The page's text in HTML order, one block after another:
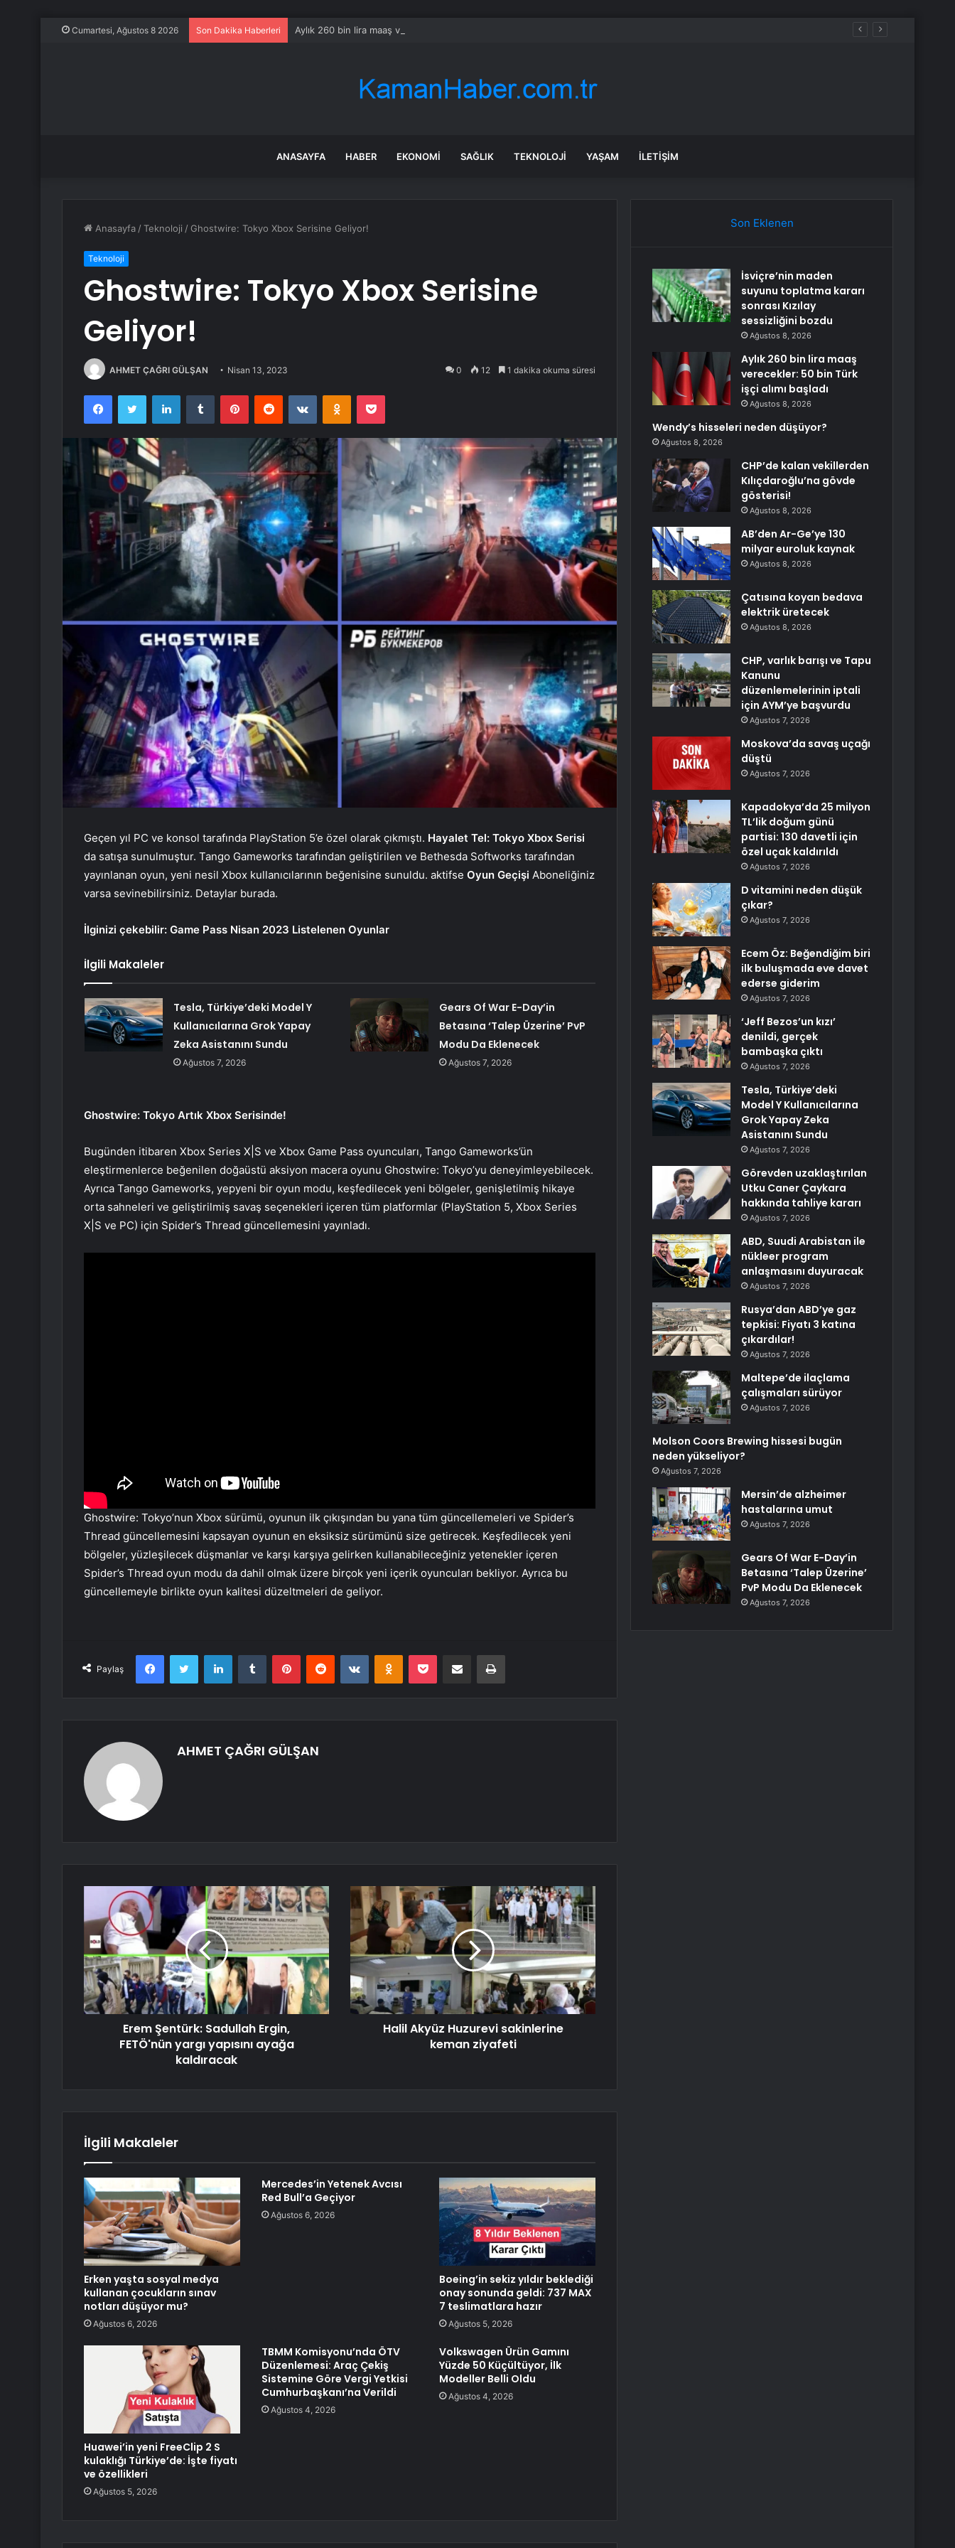
Cumartesi, Ağustos 8 2026 Son Dakika Haberleri Aylık 260 bin lira maaş verecekler: 50 bin Türk işçi alımı başladı
ANASAYFA HABER EKONOMI SAĞLIK TEKNOLOJI YAŞAM İLETIŞIM
Anasayfa /Teknoloji / Ghostwire: Tokyo Xbox Serisine Geliyor!
Teknoloji
Ghostwire: Tokyo Xbox Serisine
Geliyor!
AHMET ÇAĞRI GÜLŞAN Nisan 13, 2023 0 12 1 dakika okuma süresi
FacebookTwitter LinkedInTumblr PinterestReddit VKontakteOdnoklassniki
Pocket
Geçen yıl PC ve konsol tarafında PlayStation 5’e özel olarak çıkmıştı. Hayalet Tel: Tokyo Xbox Serisi
da satışa sunulmuştur. Tango Gameworks tarafından geliştirilen ve Bethesda Softworks tarafından
yayınlanan oyun, yeni nesil Xbox kullanıcılarının beğenisine sunuldu. aktifse Oyun Geçişi Aboneliğiniz
varsa sevinebilirsiniz. Detaylar burada.
İlginizi çekebilir: Game Pass Nisan 2023 Listelenen Oyunlar
İlgili Makaleler
Tesla, Türkiye’deki Model Y
Kullanıcılarına Grok Yapay
Zeka Asistanını Sundu
Ağustos 7, 2026
Gears Of War E-Day’in
Betasına ‘Talep Üzerine’ PvP
Modu Da Eklenecek
Ağustos 7, 2026
Ghostwire: Tokyo Artık Xbox Serisinde!
Bugünden itibaren Xbox Series X|S ve Xbox Game Pass oyuncuları, Tango Gameworks’ün
eleştirmenlerce beğenilen doğaüstü aksiyon macera oyunu Ghostwire: Tokyo’yu deneyimleyebilecek.
Ayrıca Tango Gameworks, yepyeni bir oyun modu, keşfedilecek yeni bölgeler, genişletilmiş hikaye
orta sahneleri ve geliştirilmiş savaş seçenekleri içeren tüm platformlar (PlayStation 5, Xbox Series
X|S ve PC) için Spider’s Thread güncellemesini yayınladı.
Ghostwire: Tokyo’nun Xbox sürümü, oyunun ilk çıkışından bu yana tüm güncellemeleri ve Spider’s
Thread güncellemesini kapsayan oyunun en eksiksiz sürümünü size getirecek. Keşfedilecek yeni
bölgeler, yüzleşilecek düşmanlar ve karşı karşıya gelirken kullanabileceğiniz yetenekler içeren
Spider’s Thread oyun modu da dahil olmak üzere birçok yeni içerik oyuncuları bekliyor. Ayrıca bu
güncellemeyle birlikte oyun kalitesi düzeltmeleri de geliyor.
Paylaş
FacebookTwitter LinkedInTumblr PinterestReddit VKontakteOdnoklassniki
Pocket E-Posta ile paylaş Yazdır
AHMET ÇAĞRI GÜLŞAN
Erem Şentürk: Sadullah Ergin,
FETÖ'nün yargı yapısını ayağa
kaldıracak
Halil Akyüz Huzurevi sakinlerine
keman ziyafeti
İlgili Makaleler
Erken yaşta sosyal medya
kullanan çocukların sınav
notları düşüyor mu?
Ağustos 6, 2026
Mercedes’in Yetenek Avcısı
Red Bull’a Geçiyor
Ağustos 6, 2026
Boeing’in sekiz yıldır beklediği
onay sonunda geldi: 737 MAX
7 teslimatlara hazır
Ağustos 5, 2026
Huawei’in yeni FreeClip 2 S
kulaklığı Türkiye’de: İşte fiyatı
ve özellikleri
Ağustos 5, 2026
TBMM Komisyonu’nda ÖTV
Düzenlemesi: Araç Çekiş
Sistemine Göre Vergi Yetkisi
Cumhurbaşkanı’na Verildi
Ağustos 4, 2026
Volkswagen Ürün Gamını
Yüzde 50 Küçültüyor, İlk
Modeller Belli Oldu
Ağustos 4, 2026
Son Eklenen
İsviçre’nin maden
suyunu toplatma kararı
sonrası Kızılay
sessizliğini bozdu
Ağustos 8, 2026
Aylık 260 bin lira maaş
verecekler: 50 bin Türk
işçi alımı başladı
Ağustos 8, 2026
Wendy’s hisseleri neden düşüyor?
Ağustos 8, 2026
CHP’de kalan vekillerden
Kılıçdaroğlu’na gövde
gösterisi!
Ağustos 8, 2026
AB’den Ar-Ge’ye 130
milyar euroluk kaynak
Ağustos 8, 2026
Çatısına koyan bedava
elektrik üretecek
Ağustos 8, 2026
CHP, varlık barışı ve Tapu
Kanunu
düzenlemelerinin iptali
için AYM’ye başvurdu
Ağustos 7, 2026
Moskova’da savaş uçağı
düştü
Ağustos 7, 2026
Kapadokya’da 25 milyon
TL’lik doğum günü
partisi: 130 davetli için
özel uçak kaldırıldı
Ağustos 7, 2026
D vitamini neden düşük
çıkar?
Ağustos 7, 2026
Ecem Öz: Beğendiğim biri
ilk buluşmada eve davet
ederse giderim
Ağustos 7, 2026
‘Jeff Bezos’un kızı’
denildi, gerçek
bambaşka çıktı
Ağustos 7, 2026
Tesla, Türkiye’deki
Model Y Kullanıcılarına
Grok Yapay Zeka
Asistanını Sundu
Ağustos 7, 2026
Görevden uzaklaştırılan
Utku Caner Çaykara
hakkında tahliye kararı
Ağustos 7, 2026
ABD, Suudi Arabistan ile
nükleer program
anlaşmasını duyuracak
Ağustos 7, 2026
Rusya’dan ABD’ye gaz
tepkisi: Fiyatı 3 katına
çıkardılar!
Ağustos 7, 2026
Maltepe’de ilaçlama
çalışmaları sürüyor
Ağustos 7, 2026
Molson Coors Brewing hissesi bugün
neden yükseliyor?
Ağustos 7, 2026
Mersin’de alzheimer
hastalarına umut
Ağustos 7, 2026
Gears Of War E-Day’in
Betasına ‘Talep Üzerine’
PvP Modu Da Eklenecek
Ağustos 7, 2026